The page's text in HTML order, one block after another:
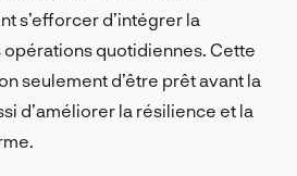
s’efforcer d’intégrer la
quotidiennes. Cette
seulement d’être prêt avant la
d’améliorer la résilience et la